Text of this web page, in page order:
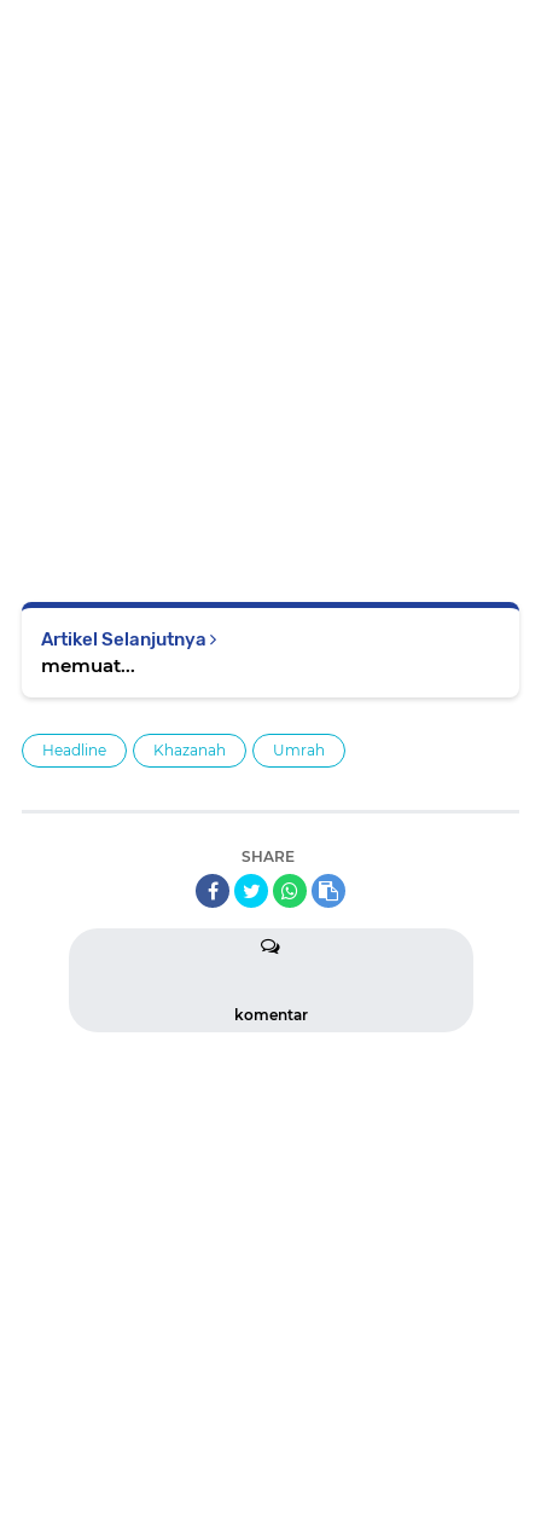
Artikel Selanjutnya
memuat...
Headline Khazanah Umrah
SHARE
komentar